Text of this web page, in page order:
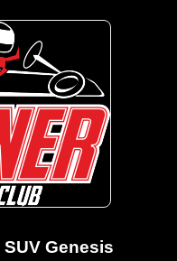
SUV Genesis